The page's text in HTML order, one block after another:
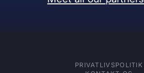
PRIVATLIVSPOLITIK